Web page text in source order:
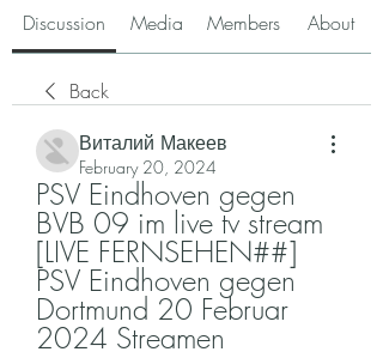
Discussion Media Members About
Back
Виталий Макеев
February 20, 2024
PSV Eindhoven gegen
BVB 09 im live tv stream
[LIVE FERNSEHEN##]
PSV Eindhoven gegen
Dortmund 20 Februar
2024 Streamen